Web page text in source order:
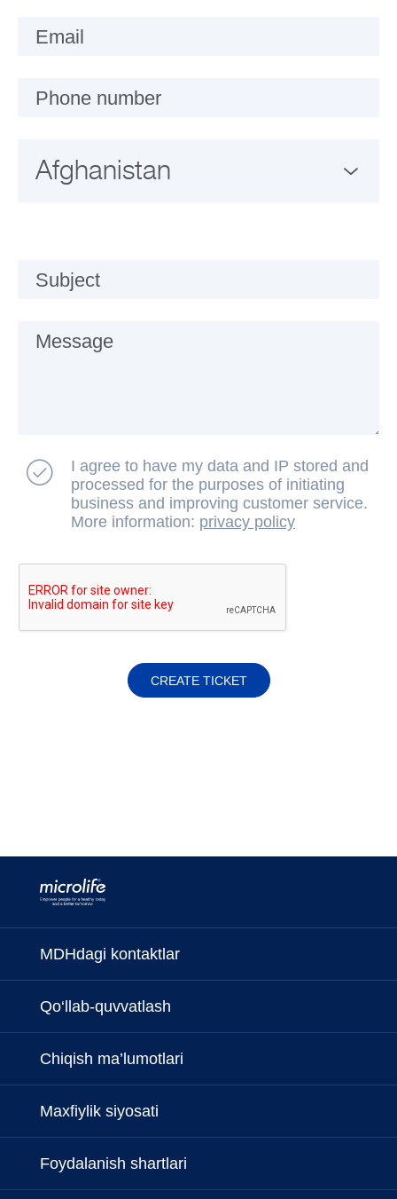
Email
Phone number
Subject
Message
I agree to have my data and IP stored and
processed for the purposes of initiating
business and improving customer service.
More information: privacy policy
CREATE TICKET
MDHdagi kontaktlar
Qo‘llab-quvvatlash
Chiqish ma’lumotlari
Maxfiylik siyosati
Foydalanish shartlari